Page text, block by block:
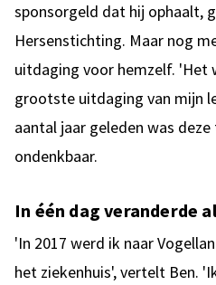
sponsorgeld dat hij ophaalt,
Hersenstichting. Maar nog
uitdaging voor hemzelf.
grootste uitdaging van mijn
aantal jaar geleden was
ondenkbaar.
In één dag veranderde
'In 2017 werd ik naar
het ziekenhuis', vertelt Ben.